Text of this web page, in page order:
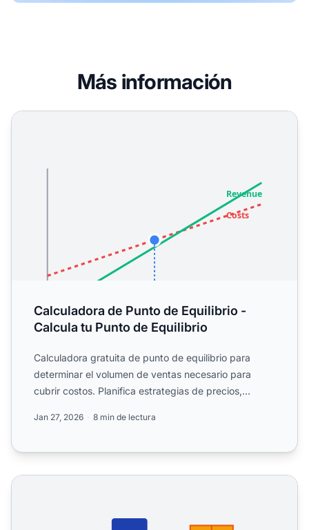
Más información
Calculadora de Punto de Equilibrio - Calcula tu Punto de
Calculadora de Punto de Equilibrio -
Calcula tu Punto de Equilibrio
Calculadora gratuita de punto de equilibrio para
determinar el volumen de ventas necesario para
cubrir costos. Planifica estrategias de precios,
Jan 27, 2026 8 min de lectura
Calculadora de Rentabilidad de Envíos - Optimiza